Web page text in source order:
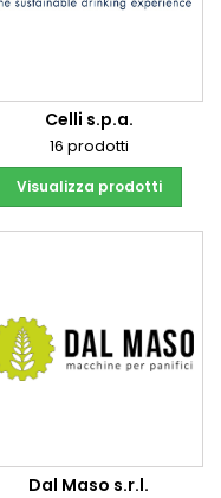
Celli s.p.a.
16 prodotti
Visualizza prodotti
Dal Maso s.r.l.